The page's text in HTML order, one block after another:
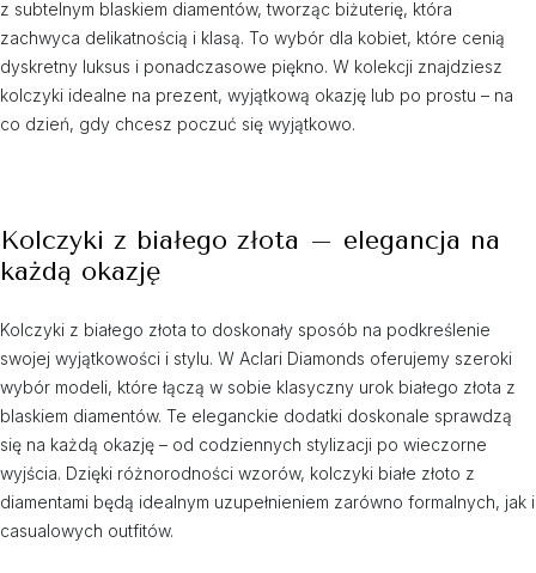
z subtelnym blaskiem diamentów, tworząc biżuterię, która
zachwyca delikatnością i klasą. To wybór dla kobiet, które cenią
dyskretny luksus i ponadczasowe piękno. W kolekcji znajdziesz
kolczyki idealne na prezent, wyjątkową okazję lub po prostu – na
co dzień, gdy chcesz poczuć się wyjątkowo.
Kolczyki z białego złota – elegancja na
każdą okazję
Kolczyki z białego złota to doskonały sposób na podkreślenie
swojej wyjątkowości i stylu. W Aclari Diamonds oferujemy szeroki
wybór modeli, które łączą w sobie klasyczny urok białego złota z
blaskiem diamentów. Te eleganckie dodatki doskonale sprawdzą
się na każdą okazję – od codziennych stylizacji po wieczorne
wyjścia. Dzięki różnorodności wzorów, kolczyki białe złoto z
diamentami będą idealnym uzupełnieniem zarówno formalnych, jak i
casualowych outfitów.